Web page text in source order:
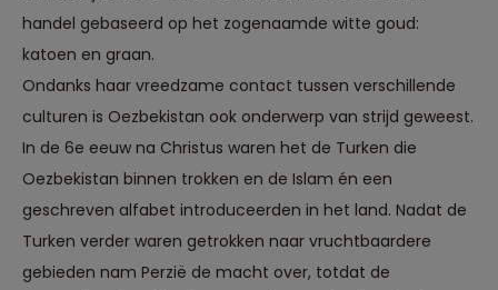
handel gebaseerd op het zogenaamde witte goud:
katoen en graan.
Ondanks haar vreedzame contact tussen verschillende
culturen is Oezbekistan ook onderwerp van strijd geweest.
In de 6e eeuw na Christus waren het de Turken die
Oezbekistan binnen trokken en de Islam én een
geschreven alfabet introduceerden in het land. Nadat de
Turken verder waren getrokken naar vruchtbaardere
gebieden nam Perzië de macht over, totdat de